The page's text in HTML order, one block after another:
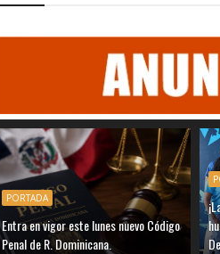
PORTADA
Entra en vigor este lunes nuevo Código
Penal de R. Dominicana.